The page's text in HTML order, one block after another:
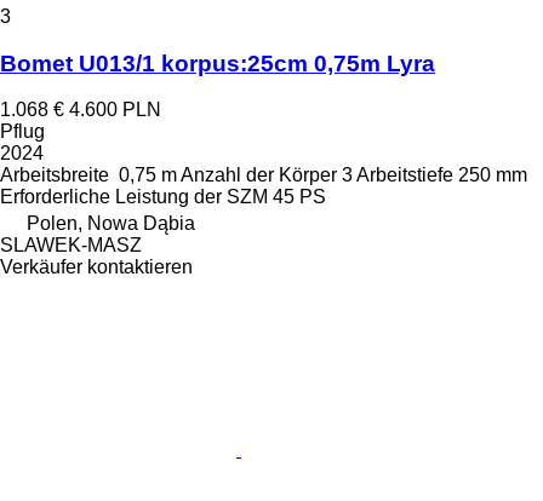
3
Bomet U013/1 korpus:25cm 0,75m Lyra
1.068 € 4.600 PLN
Pflug
2024
Arbeitsbreite 0,75 mAnzahl der Körper 3Arbeitstiefe 250 mm
Erforderliche Leistung der SZM 45 PS
Polen, Nowa Dąbia
SLAWEK-MASZ
Verkäufer kontaktieren